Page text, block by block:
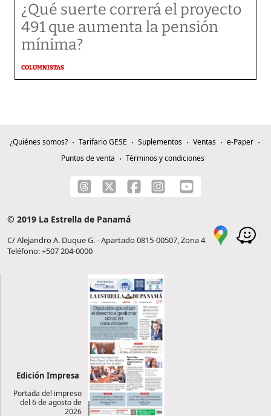
¿Qué suerte correrá el proyecto
491 que aumenta la pensión
mínima?
COLUMNISTAS
¿Quiénes somos? Tarifario GESE Suplementos Ventas
e-Paper
Puntos de venta
Términos y condiciones
© 2019 La Estrella de Panamá
C/ Alejandro A. Duque G. - Apartado 0815-00507, Zona 4
Teléfono: +507 204-0000
Edición Impresa
Portada del impreso
del 6 de agosto de
2026